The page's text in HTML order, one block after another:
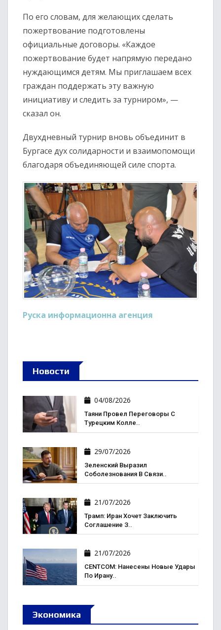
По его словам, для желающих сделать
пожертвование подготовлены
официальные договоры. «Каждое
пожертвование будет напрямую передано
нуждающимся детям. Мы приглашаем всех
граждан поддержать эту важную
инициативу и следить за турниром», —
сказал он.
Двухдневный турнир вновь объединит в
Бургасе дух солидарности и взаимопомощи
благодаря объединяющей силе спорта.
Руска информационна агенция
Новости
04/08/2026
Таяни Провел Переговоры С
Турецким Колле..
29/07/2026
Зеленский Выразил
Соболезнования В Связи..
21/07/2026
Трамп: Иран Хочет Заключить
Соглашение З..
21/07/2026
CENTCOM: Нанесены Новые Удары
По Ирану..
Экономика